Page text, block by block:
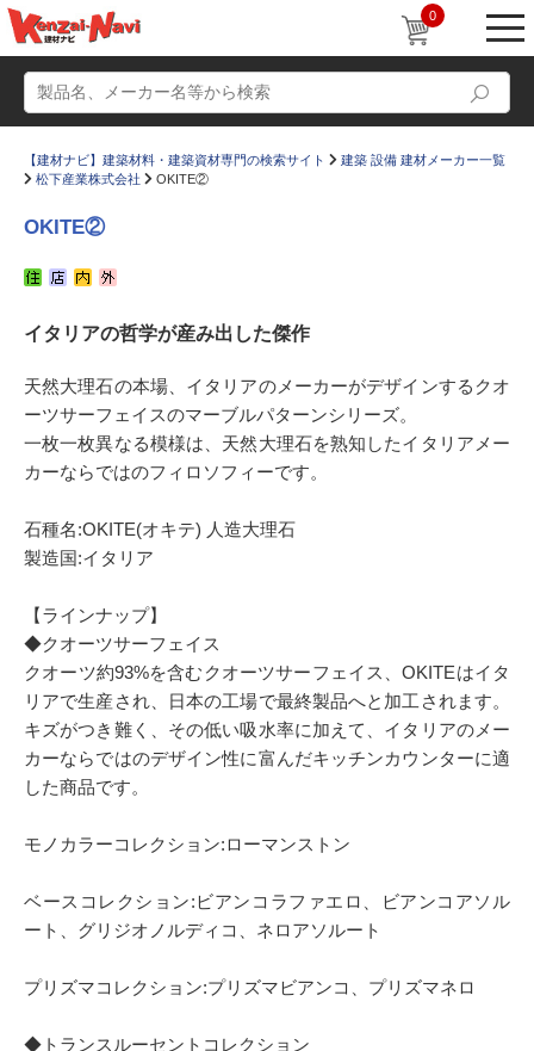
0
かたなび コラム
すまいリング 設計士インタビュー
Q＆A 販売・施工代理店募集
お気に入り
【建材ナビ】建築材料・建築資材専門の検索サイト
建築 設備 建材メーカー一覧
松下産業株式会社
OKITE②
OKITE②
イタリアの哲学が産み出した傑作
天然大理石の本場、イタリアのメーカーがデザインするクオ
ーツサーフェイスのマーブルパターンシリーズ。
一枚一枚異なる模様は、天然大理石を熟知したイタリアメー
カーならではのフィロソフィーです。
石種名:OKITE(オキテ) 人造大理石
製造国:イタリア
【ラインナップ】
◆クオーツサーフェイス
クオーツ約93%を含むクオーツサーフェイス、OKITEはイタ
リアで生産され、日本の工場で最終製品へと加工されます。
キズがつき難く、その低い吸水率に加えて、イタリアのメー
カーならではのデザイン性に富んだキッチンカウンターに適
した商品です。
モノカラーコレクション:ローマンストン
ベースコレクション:ビアンコラファエロ、ビアンコアソル
ート、グリジオノルディコ、ネロアソルート
プリズマコレクション:プリズマビアンコ、プリズマネロ
◆トランスルーセントコレクション